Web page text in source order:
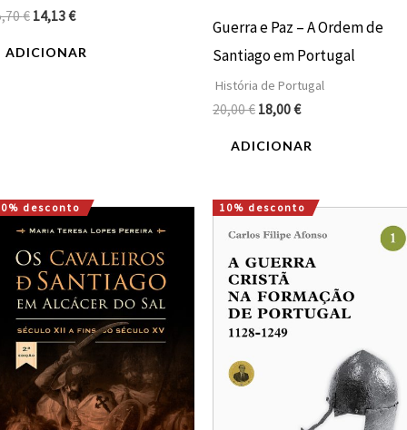
€ 14,13€
ADICIONAR
Guerra e Paz – A Ordem de
Santiago em Portugal
História de Portugal
20,00€ 18,00€
ADICIONAR
desconto
O
preço
original
era:
18,00 €.
O
preço
atual
é:
16,20 €.
10% desconto
O
preço
era:
28,00 €.
O
preço
é: